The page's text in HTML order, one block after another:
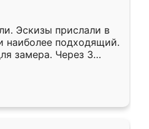
Эскизы прислали в
наиболее подходящий.
замера. Через 3
готова. Остались
Ренессанс
работу!